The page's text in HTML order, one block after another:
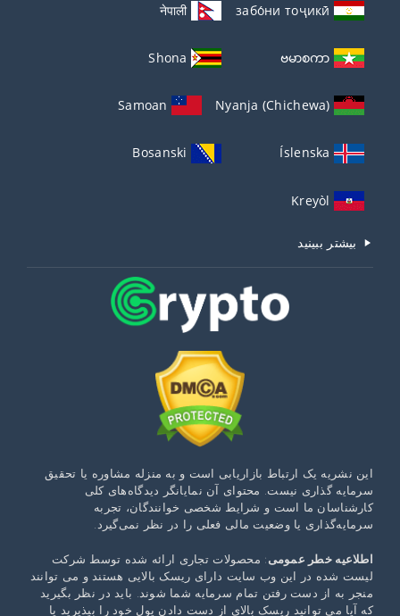
забо́ни тоҷикӣ́
नेपाली
ဗမာစကာ
Shona
Nyanja (Chichewa)
Samoan
Íslenska
Bosanski
Kreyòl
بیشتر ببینید
این نشریه یک ارتباط بازاریابی است و به منزله مشاوره یا تحقیق
سرمایه گذاری نیست. محتوای آن نمایانگر دیدگاه‌های کلی
کارشناسان ما است و شرایط شخصی خوانندگان، تجربه
سرمایه‌گذاری یا وضعیت مالی فعلی را در نظر نمی‌گیرد.
اطلاعیه خطر عمومی: محصولات تجاری ارائه شده توسط شرکت
لیست شده در این وب سایت دارای ریسک بالایی هستند و می توانند
منجر به از دست رفتن تمام سرمایه شما شوند. باید در نظر بگیرید
که آیا می توانید ریسک بالای از دست دادن پول خود را بپذیرید یا